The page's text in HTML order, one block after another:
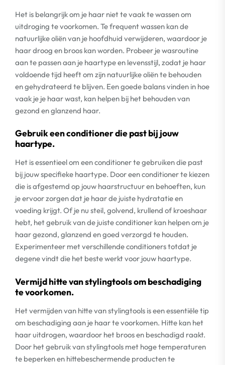
Het is belangrijk om je haar niet te vaak te wassen om
uitdroging te voorkomen. Te frequent wassen kan de
natuurlijke oliën van je hoofdhuid verwijderen, waardoor je
haar droog en broos kan worden. Probeer je wasroutine
aan te passen aan je haartype en levensstijl, zodat je haar
voldoende tijd heeft om zijn natuurlijke oliën te behouden
en gehydrateerd te blijven. Een goede balans vinden in hoe
vaak je je haar wast, kan helpen bij het behouden van
gezond en glanzend haar.
Gebruik een conditioner die past bij jouw
haartype.
Het is essentieel om een conditioner te gebruiken die past
bij jouw specifieke haartype. Door een conditioner te kiezen
die is afgestemd op jouw haarstructuur en behoeften, kun
je ervoor zorgen dat je haar de juiste hydratatie en
voeding krijgt. Of je nu steil, golvend, krullend of kroeshaar
hebt, het gebruik van de juiste conditioner kan helpen om je
haar gezond, glanzend en goed verzorgd te houden.
Experimenteer met verschillende conditioners totdat je
degene vindt die het beste werkt voor jouw haartype.
Vermijd hitte van stylingtools om beschadiging
te voorkomen.
Het vermijden van hitte van stylingtools is een essentiële tip
om beschadiging aan je haar te voorkomen. Hitte kan het
haar uitdrogen, waardoor het broos en beschadigd raakt.
Door het gebruik van stylingtools met hoge temperaturen
te beperken en hittebeschermende producten te